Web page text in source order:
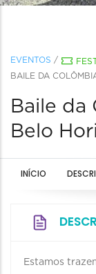
EVENTOS /
BAILE DA
Baile da
Belo
INÍCIO
Estamos